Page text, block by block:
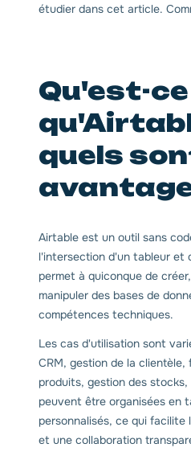
étudier dans cet article.
Qu'est-ce
quels
Airtable est un outil sans
l'intersection d'un tableur et
permet à quiconque de
manipuler des bases de
compétences techniques.
Les cas d'utilisation sont
CRM, gestion de la
produits, gestion des
peuvent être organisées en
personnalisés, ce qui facilite
et une collaboration